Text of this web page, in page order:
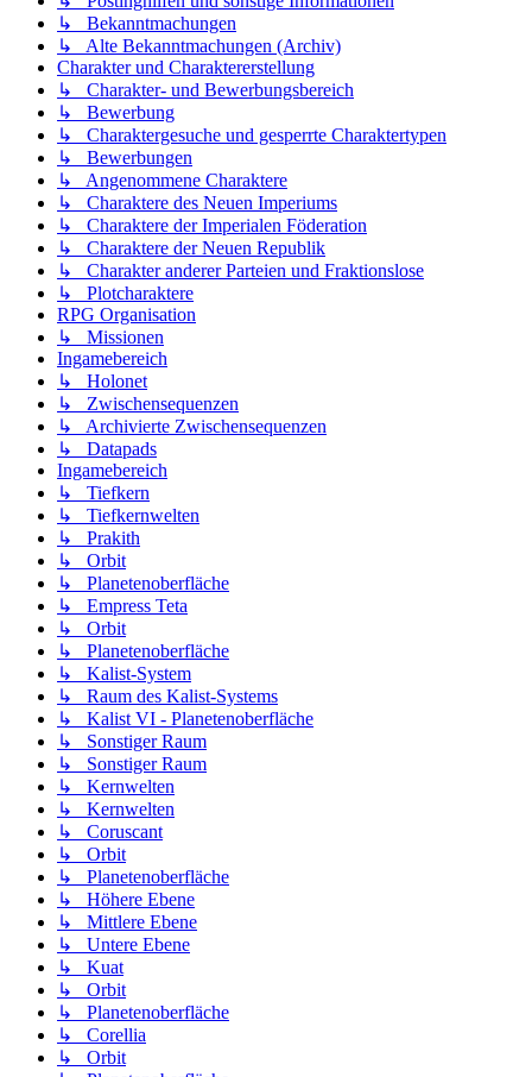
↳ Bekanntmachungen
↳ Alte Bekanntmachungen (Archiv)
Charakter und Charaktererstellung
↳ Charakter- und Bewerbungsbereich
↳ Bewerbung
↳ Charaktergesuche und gesperrte Charaktertypen
↳ Bewerbungen
↳ Angenommene Charaktere
↳ Charaktere des Neuen Imperiums
↳ Charaktere der Imperialen Föderation
↳ Charaktere der Neuen Republik
↳ Charakter anderer Parteien und Fraktionslose
↳ Plotcharaktere
RPG Organisation
↳ Missionen
Ingamebereich
↳ Holonet
↳ Zwischensequenzen
↳ Archivierte Zwischensequenzen
↳ Datapads
Ingamebereich
↳ Tiefkern
↳ Tiefkernwelten
↳ Prakith
↳ Orbit
↳ Planetenoberfläche
↳ Empress Teta
↳ Orbit
↳ Planetenoberfläche
↳ Kalist-System
↳ Raum des Kalist-Systems
↳ Kalist VI - Planetenoberfläche
↳ Sonstiger Raum
↳ Sonstiger Raum
↳ Kernwelten
↳ Kernwelten
↳ Coruscant
↳ Orbit
↳ Planetenoberfläche
↳ Höhere Ebene
↳ Mittlere Ebene
↳ Untere Ebene
↳ Kuat
↳ Orbit
↳ Planetenoberfläche
↳ Corellia
↳ Orbit